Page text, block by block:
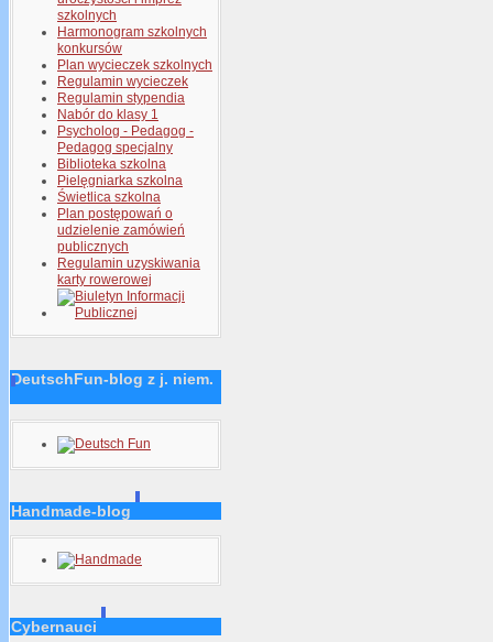
szkolnych
Harmonogram szkolnych
konkursów
Plan wycieczek szkolnych
Regulamin wycieczek
Regulamin stypendia
Nabór do klasy 1
Psycholog - Pedagog -
Pedagog specjalny
Biblioteka szkolna
Pielęgniarka szkolna
Świetlica szkolna
Plan postępowań o
udzielenie zamówień
publicznych
Regulamin uzyskiwania
karty rowerowej
DeutschFun-blog z j. niem.
Handmade-blog
Cybernauci